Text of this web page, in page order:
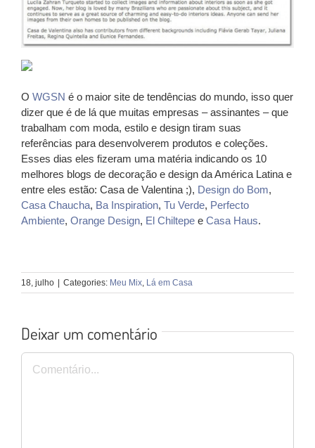
O WGSN é o maior site de tendências do mundo, isso quer
dizer que é de lá que muitas empresas – assinantes – que
trabalham com moda, estilo e design tiram suas
referências para desenvolverem produtos e coleções.
Esses dias eles fizeram uma matéria indicando os 10
melhores blogs de decoração e design da América Latina e
entre eles estão: Casa de Valentina ;), Design do Bom,
Casa Chaucha, Ba Inspiration, Tu Verde, Perfecto
Ambiente, Orange Design, El Chiltepe e Casa Haus.
18, julho | Categories: Meu Mix Lá em Casa
Deixar um comentário
Comentário